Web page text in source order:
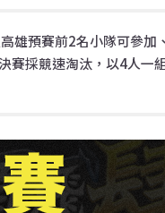
雄預賽前2名小隊可參
賽採競速淘汰，以4人一